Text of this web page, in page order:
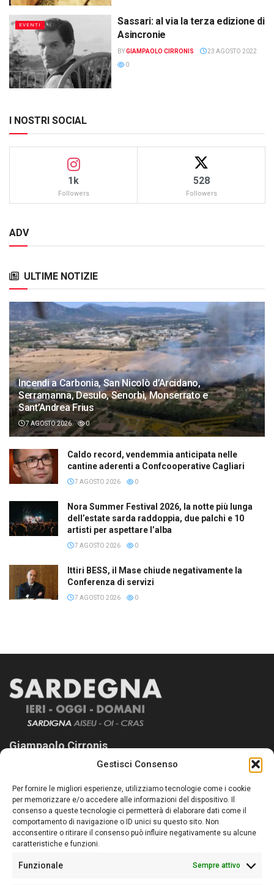
Gestisci Consenso
Per fornire le migliori esperienze, utilizziamo tecnologie come i cookie
per memorizzare e/o accedere alle informazioni del dispositivo. Il
consenso a queste tecnologie ci permetterà di elaborare dati come il
comportamento di navigazione o ID unici su questo sito. Non
acconsentire o ritirare il consenso può influire negativamente su alcune
caratteristiche e funzioni.
Funzionale Sempre attivo
EVENTI
Sassari: al via la terza edizione di
Asincronie
BYGIAMPAOLO CIRRONIS
23 AGOSTO 2022
0
I NOSTRI SOCIAL
1k
Followers
528
Followers
ADV
ULTIME NOTIZIE
Incendi a Carbonia, San Nicolò d’Arcidano,
Serramanna, Desulo, Senorbì, Monserrato e
Sant’Andrea Frius
7 AGOSTO 2026 0
Caldo record, vendemmia anticipata nelle
cantine aderenti a Confcooperative Cagliari
7 AGOSTO 2026 0
Nora Summer Festival 2026, la notte più lunga
dell’estate sarda raddoppia, due palchi e 10
artisti per aspettare l’alba
7 AGOSTO 2026 0
Ittiri BESS, il Mase chiude negativamente la
Conferenza di servizi
7 AGOSTO 2026 0
Giampaolo Cirronis
Sardegna Ieri-Oggi-Domani nasce per informare “liberamente” i
nostro passato e, soprattutto, al nostro futuro
Follow Us